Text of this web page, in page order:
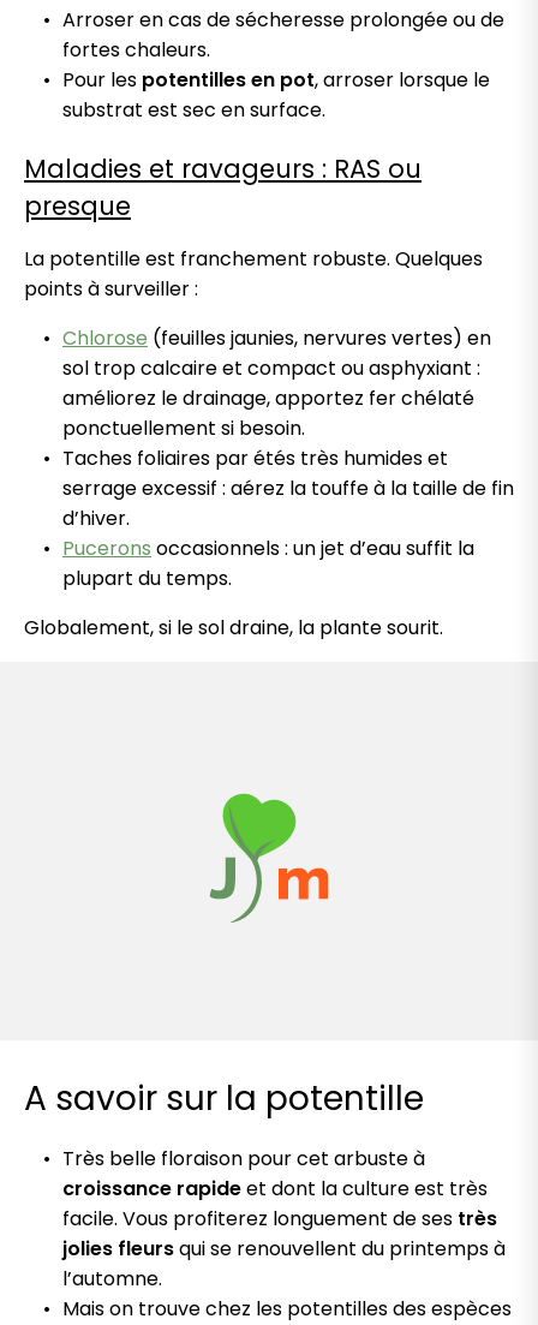
Arroser en cas de sécheresse prolongée ou de
fortes chaleurs.
Pour les potentilles en pot, arroser lorsque le
substrat est sec en surface.
Maladies et ravageurs : RAS ou
presque
La potentille est franchement robuste. Quelques
points à surveiller :
Chlorose (feuilles jaunies, nervures vertes) en
sol trop calcaire et compact ou asphyxiant :
améliorez le drainage, apportez fer chélaté
ponctuellement si besoin.
Taches foliaires par étés très humides et
serrage excessif : aérez la touffe à la taille de fin
d’hiver.
Pucerons occasionnels : un jet d’eau suffit la
plupart du temps.
Globalement, si le sol draine, la plante sourit.
A savoir sur la potentille
Très belle floraison pour cet arbuste à
croissance rapideet dont la culture est très
facile. Vous profiterez longuement de ses très
jolies fleursqui se renouvellent du printemps à
l’automne.
Mais on trouve chez les potentilles des espèces